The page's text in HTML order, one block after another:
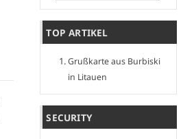
TOP ARTIKEL
Grußkarte aus Burbiski
in Litauen
SECURITY